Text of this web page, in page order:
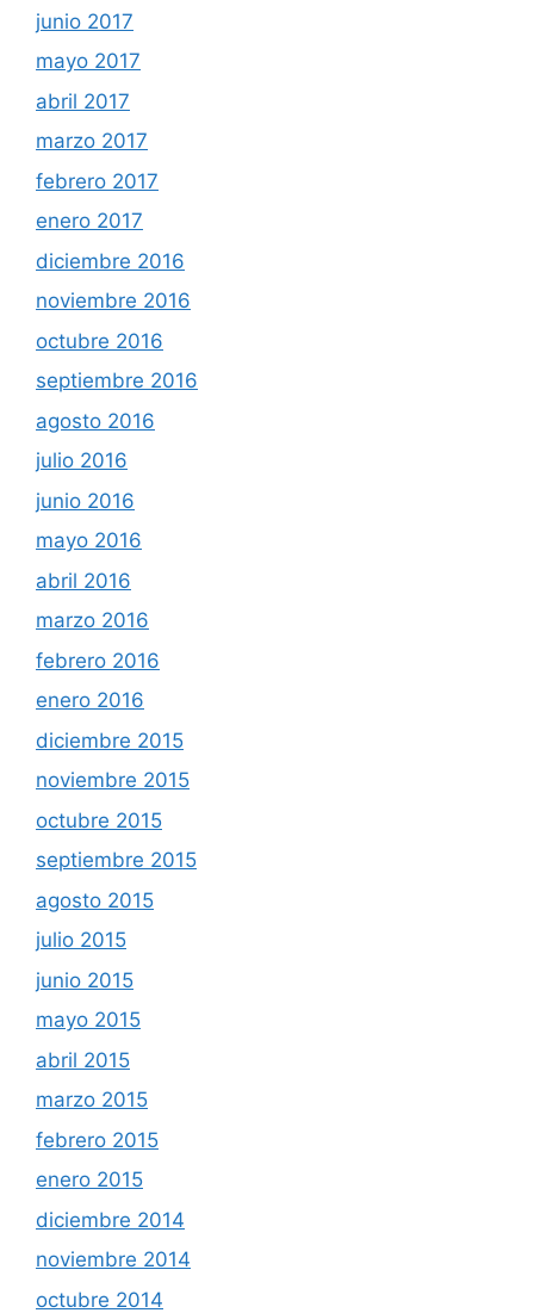
junio 2017
mayo 2017
abril 2017
marzo 2017
febrero 2017
enero 2017
diciembre 2016
noviembre 2016
octubre 2016
septiembre 2016
agosto 2016
julio 2016
junio 2016
mayo 2016
abril 2016
marzo 2016
febrero 2016
enero 2016
diciembre 2015
noviembre 2015
octubre 2015
septiembre 2015
agosto 2015
julio 2015
junio 2015
mayo 2015
abril 2015
marzo 2015
febrero 2015
enero 2015
diciembre 2014
noviembre 2014
octubre 2014